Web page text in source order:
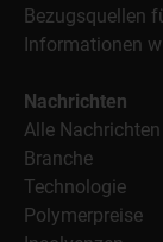
Bezugsquellen
Informationen
Nachrichten
Alle Nachrichten
Branche
Technologie
Polymerpreise